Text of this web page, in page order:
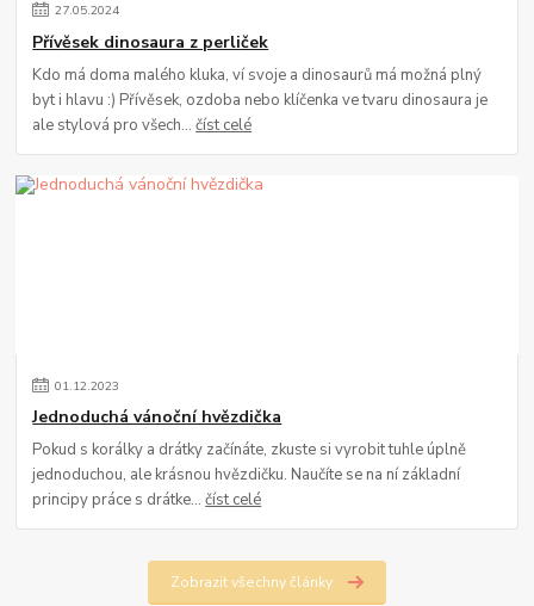
27.05.2024
Přívěsek dinosaura z perliček
Kdo má doma malého kluka, ví svoje a dinosaurů má možná plný
byt i hlavu :) Přívěsek, ozdoba nebo klíčenka ve tvaru dinosaura je
ale stylová pro všech...číst celé
01.12.2023
Jednoduchá vánoční hvězdička
Pokud s korálky a drátky začínáte, zkuste si vyrobit tuhle úplně
jednoduchou, ale krásnou hvězdičku. Naučíte se na ní základní
principy práce s drátke...číst celé
Zobrazit všechny články